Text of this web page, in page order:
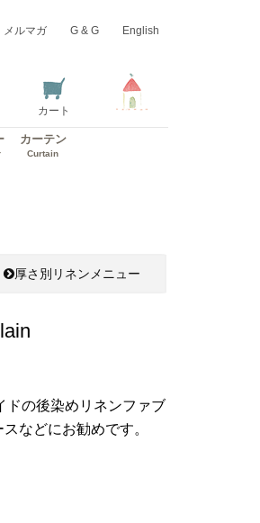
English
G & G
メルマガ
カート
カーテン
Curtain
厚さ別リネンメニュー
ドの後染めリネンファブ
などにお勧めです。